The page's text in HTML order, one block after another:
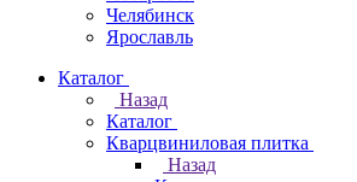
Челябинск
Ярославль
Каталог
Назад
Каталог
Кварцвиниловая плитка
Назад